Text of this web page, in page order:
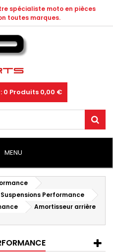
spécialiste moto en pièces
toutes marques.
0 Produits 0,00 €
MENU
Suspensions Performance
Amortisseur arrière